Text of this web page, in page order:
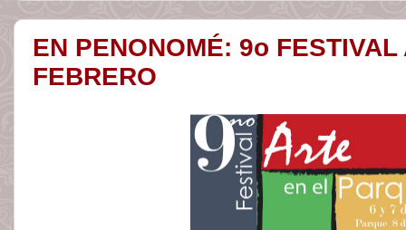
EN PENONOMÉ: 9o
FEBRERO